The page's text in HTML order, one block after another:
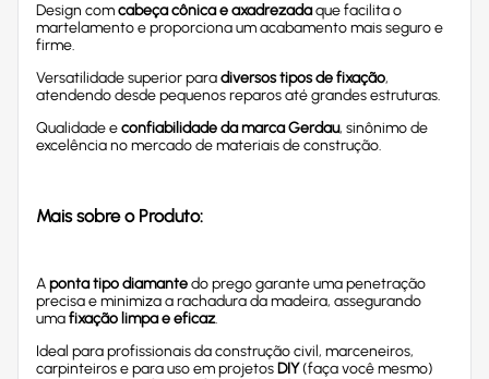
Design comcabeça cônica e axadrezadaque facilita o
martelamento e proporciona um acabamento mais seguro e
firme.
Versatilidade superior paradiversos tipos de fixação,
atendendo desde pequenos reparos até grandes estruturas.
Qualidade econfiabilidade da marca Gerdau, sinônimo de
excelência no mercado de materiais de construção.
Mais sobre o Produto:
Aponta tipo diamantedo prego garante uma penetração
precisa e minimiza a rachadura da madeira, assegurando
umafixação limpa e eficaz.
Ideal para profissionais da construção civil, marceneiros,
carpinteiros e para uso em projetosDIY(faça você mesmo)